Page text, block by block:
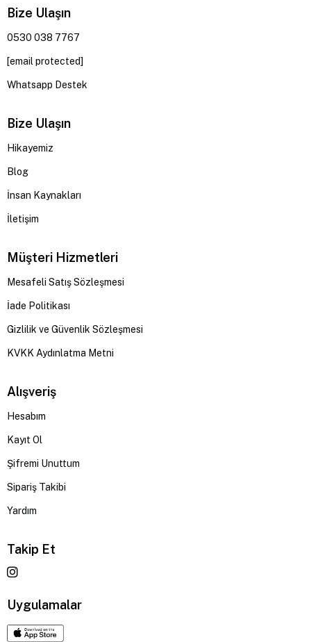
Bize Ulaşın
0530 038 7767
[email protected]
Whatsapp Destek
Bize Ulaşın
Hikayemiz
Blog
İnsan Kaynakları
İletişim
Müşteri Hizmetleri
Mesafeli Satış Sözleşmesi
İade Politikası
Gizlilik ve Güvenlik Sözleşmesi
KVKK Aydınlatma Metni
Alışveriş
Hesabım
Kayıt Ol
Şifremi Unuttum
Sipariş Takibi
Yardım
Takip Et
Uygulamalar